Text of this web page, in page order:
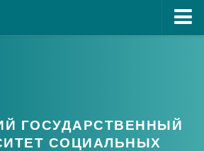
вопросы
ГОСУДАРСТВЕННЫЙ
СОЦИАЛЬНЫХ